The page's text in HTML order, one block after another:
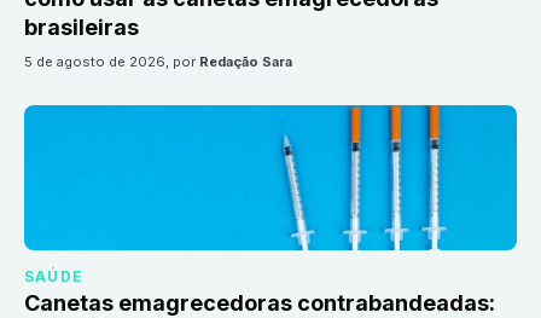
brasileiras
5 de agosto de 2026, por Redação Sara
SAÚDE
Canetas emagrecedoras contrabandeadas: